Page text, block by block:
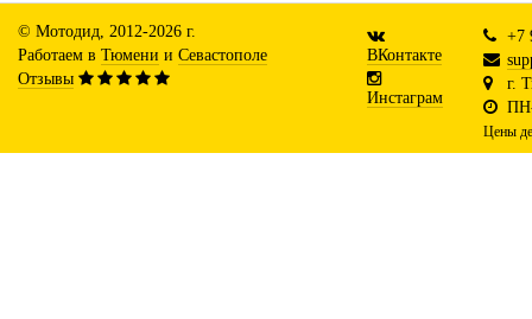
© Мотодид, 2012-2026 г.
Работаем в Тюмени и Севастополе
Отзывы
ВКонтакте
Инстаграм
+7
г.
Цены